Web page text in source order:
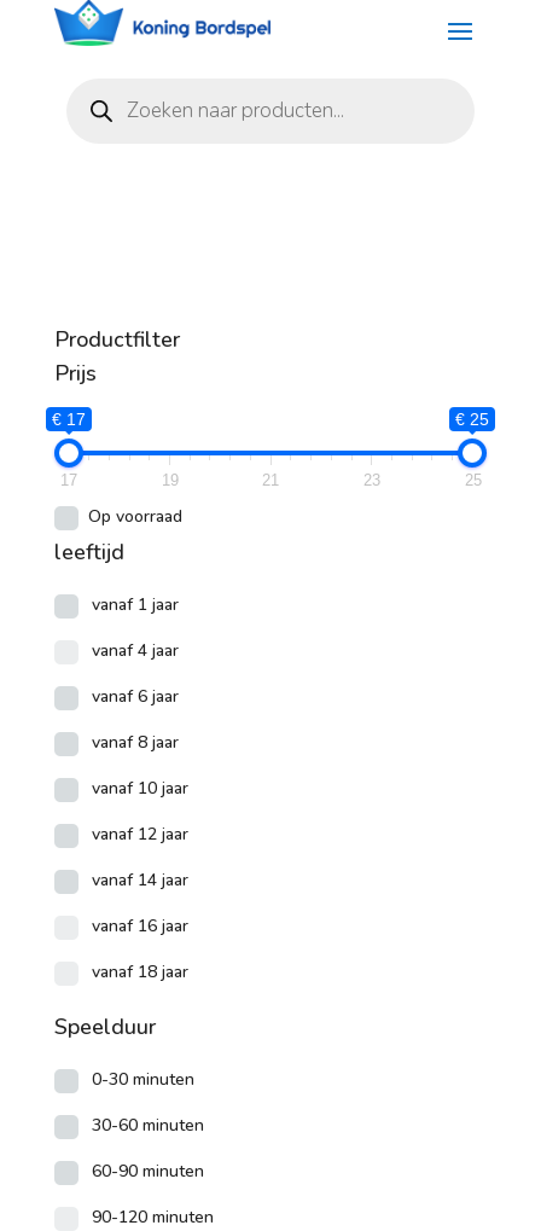
zoeken
Productfilter
Prijs
€ 17 € 25
17 19 21 23 25
Op voorraad
leeftijd
vanaf 1 jaar
vanaf 4 jaar
vanaf 6 jaar
vanaf 8 jaar
vanaf 10 jaar
vanaf 12 jaar
vanaf 14 jaar
vanaf 16 jaar
vanaf 18 jaar
Speelduur
0-30 minuten
30-60 minuten
60-90 minuten
90-120 minuten